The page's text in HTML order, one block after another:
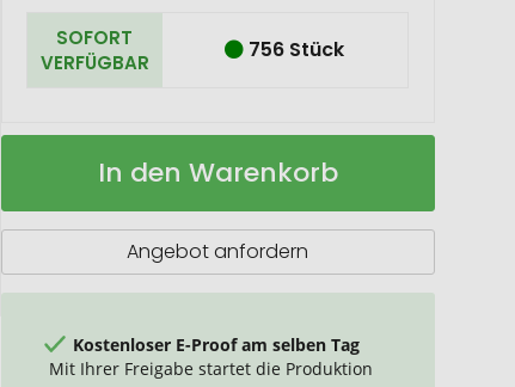
SOFORT
VERFÜGBAR
756 Stück
Isolierflasche
Auf
In den Warenkorb
Angebot anfordern
Kostenloser E-Proof am selben Tag
Mit Ihrer Freigabe startet die Produktion